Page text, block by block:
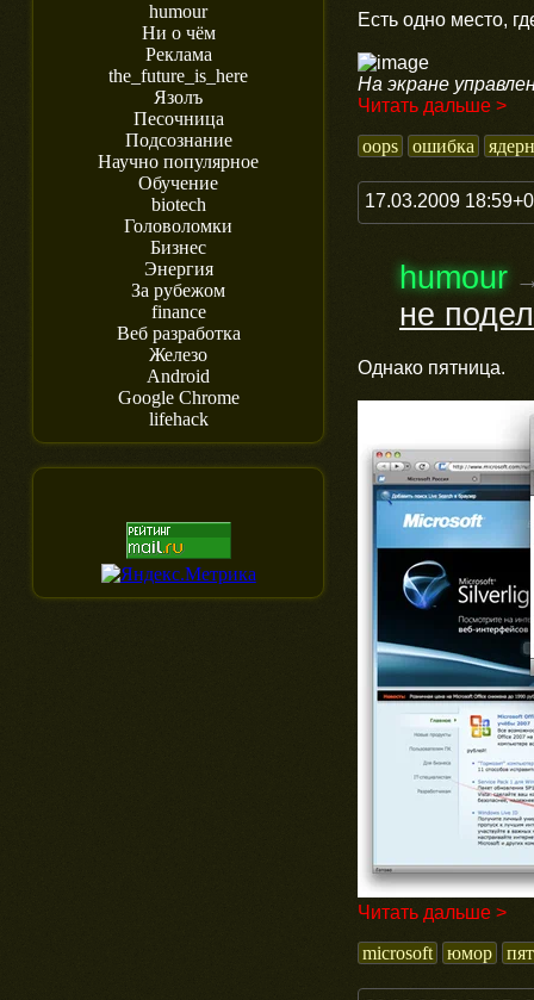
humour
Ни о чём
Реклама
the_future_is_here
Язолъ
Песочница
Подсознание
Научно популярное
Обучение
biotech
Головоломки
Бизнес
Энергия
За рубежом
finance
Веб разработка
Железо
Android
Google Chrome
lifehack
Есть одно место,
На экране
Читать дальше >
oops
ошибка
17.03.2009
humour
не
Однако пятница.
Читать дальше >
microsoft
юмор